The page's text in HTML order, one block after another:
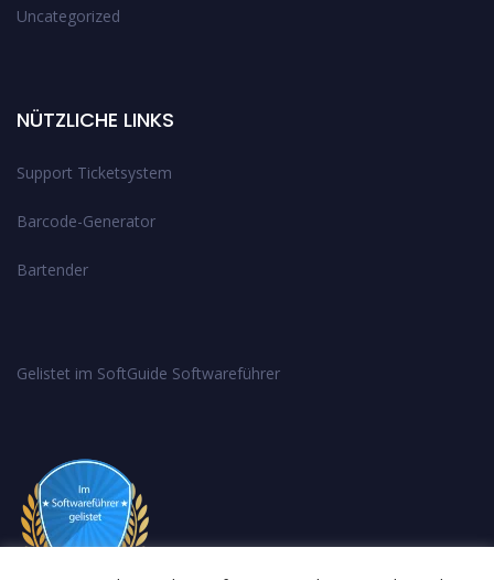
Uncategorized
NÜTZLICHE LINKS
Support Ticketsystem
Barcode-Generator
Bartender
Gelistet im SoftGuide Softwareführer